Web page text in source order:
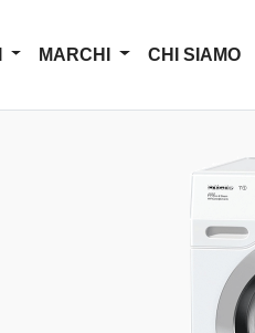
MARCHI CHI SIAMO